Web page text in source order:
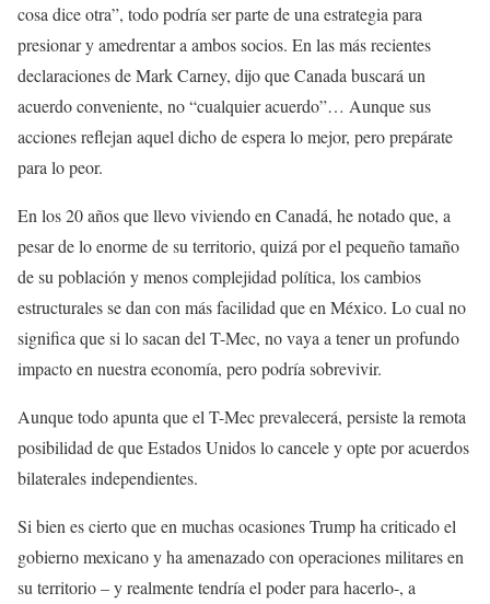
cosa dice otra”, todo podría ser parte de una estrategia para
presionar y amedrentar a ambos socios. En las más recientes
declaraciones de Mark Carney, dijo que Canada buscará un
acuerdo conveniente, no “cualquier acuerdo”… Aunque sus
acciones reflejan aquel dicho de espera lo mejor, pero prepárate
para lo peor.
En los 20 años que llevo viviendo en Canadá, he notado que, a
pesar de lo enorme de su territorio, quizá por el pequeño tamaño
de su población y menos complejidad política, los cambios
estructurales se dan con más facilidad que en México. Lo cual no
significa que si lo sacan del T-Mec, no vaya a tener un profundo
impacto en nuestra economía, pero podría sobrevivir.
Aunque todo apunta que el T-Mec prevalecerá, persiste la remota
posibilidad de que Estados Unidos lo cancele y opte por acuerdos
bilaterales independientes.
Si bien es cierto que en muchas ocasiones Trump ha criticado el
gobierno mexicano y ha amenazado con operaciones militares en
su territorio – y realmente tendría el poder para hacerlo-, a